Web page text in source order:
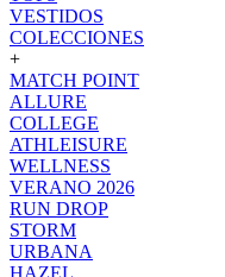
VESTIDOS
COLECCIONES
+
MATCH POINT
ALLURE
COLLEGE
ATHLEISURE
WELLNESS
VERANO 2026
RUN DROP
STORM
URBANA
HAZEL